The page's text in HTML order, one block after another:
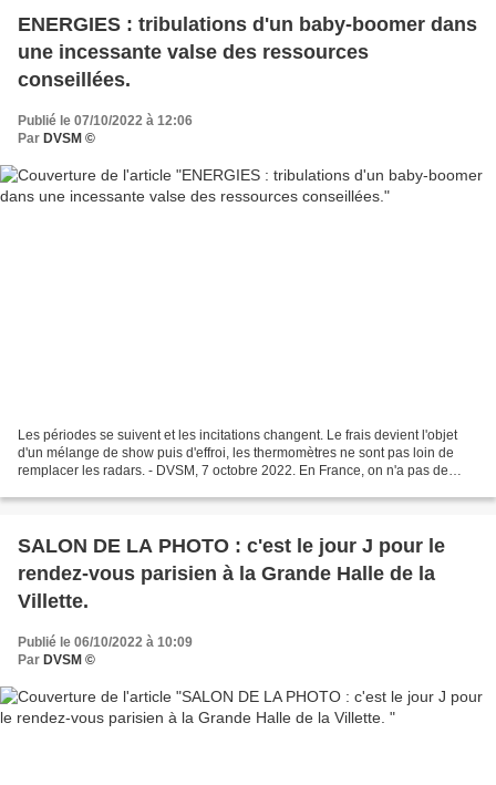
ENERGIES : tribulations d'un baby-boomer dans
une incessante valse des ressources
conseillées.
Publié le 07/10/2022 à 12:06
Par DVSM ©
Les périodes se suivent et les incitations changent. Le frais devient l'objet
d'un mélange de show puis d'effroi, les thermomètres ne sont pas loin de
remplacer les radars. - DVSM, 7 octobre 2022. En France, on n'a pas de
SALON DE LA PHOTO : c'est le jour J pour le
rendez-vous parisien à la Grande Halle de la
Villette.
Publié le 06/10/2022 à 10:09
Par DVSM ©